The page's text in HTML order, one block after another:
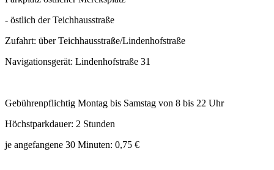
- östlich der Teichhausstraße
Zufahrt: über Teichhausstraße/Lindenhofstraße
Navigationsgerät: Lindenhofstraße 31
Gebührenpflichtig Montag bis Samstag von 8 bis 22 Uhr
Höchstparkdauer: 2 Stunden
je angefangene 30 Minuten: 0,75 €